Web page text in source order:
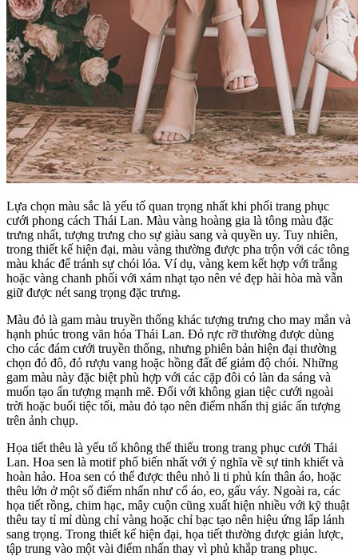
Lựa chọn màu sắc là yếu tố quan trọng nhất khi phối trang phục
cưới phong cách Thái Lan. Màu vàng hoàng gia là tông màu đặc
trưng nhất, tượng trưng cho sự giàu sang và quyền uy. Tuy nhiên,
trong thiết kế hiện đại, màu vàng thường được pha trộn với các tông
màu khác để tránh sự chói lóa. Ví dụ, vàng kem kết hợp với trắng
hoặc vàng chanh phối với xám nhạt tạo nên vẻ đẹp hài hòa mà vẫn
giữ được nét sang trọng đặc trưng.
Màu đỏ là gam màu truyền thống khác tượng trưng cho may mắn và
hạnh phúc trong văn hóa Thái Lan. Đỏ rực rỡ thường được dùng
cho các đám cưới truyền thống, nhưng phiên bản hiện đại thường
chọn đỏ đô, đỏ rượu vang hoặc hồng đất để giảm độ chói. Những
gam màu này đặc biệt phù hợp với các cặp đôi có làn da sáng và
muốn tạo ấn tượng mạnh mẽ. Đối với không gian tiệc cưới ngoài
trời hoặc buổi tiệc tối, màu đỏ tạo nên điểm nhấn thị giác ấn tượng
trên ảnh chụp.
Họa tiết thêu là yếu tố không thể thiếu trong trang phục cưới Thái
Lan. Hoa sen là motif phổ biến nhất với ý nghĩa về sự tinh khiết và
hoàn hảo. Hoa sen có thể được thêu nhỏ li ti phủ kín thân áo, hoặc
thêu lớn ở một số điểm nhấn như cổ áo, eo, gấu váy. Ngoài ra, các
họa tiết rồng, chim hạc, mây cuộn cũng xuất hiện nhiều với kỹ thuật
thêu tay tỉ mỉ dùng chỉ vàng hoặc chỉ bạc tạo nên hiệu ứng lấp lánh
sang trọng. Trong thiết kế hiện đại, họa tiết thường được giản lược,
tập trung vào một vài điểm nhấn thay vì phủ khắp trang phục.